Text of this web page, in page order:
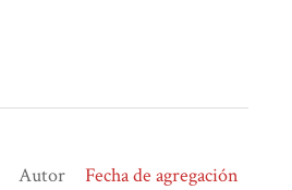
Autor Fecha de agregación